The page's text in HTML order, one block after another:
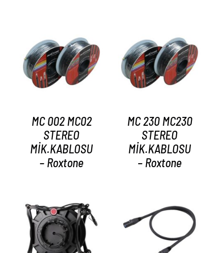
AYRINTILAR
MC 002 MC02
STEREO
MİK.KABLOSU
– Roxtone
AYRINTILAR
MC 230 MC230
STEREO
MİK.KABLOSU
– Roxtone
AYRINTILAR AYRINTILAR